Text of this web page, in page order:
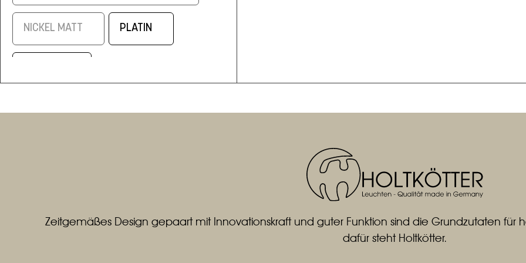
NICKEL MATT PLATIN
Zeitgemäßes Design gepaart mit Innovationskraft und guter Funktion sind die Grundzutaten für
dafür steht Holtkötter.